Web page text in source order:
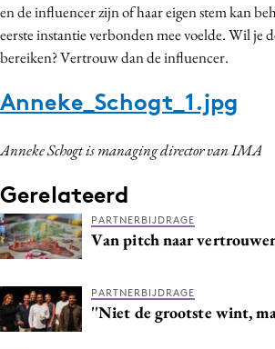
en de influencer zijn of haar eigen stem kan
eerste instantie verbonden mee voelde. Wil je
bereiken? Vertrouw dan de influencer.
Anneke_Schogt_1.jpg
Anneke Schogt is managing director van IMA
Gerelateerd
PARTNERBIJDRAGE
Van pitch naar
PARTNERBIJDRAGE
''Niet de grootste wint,